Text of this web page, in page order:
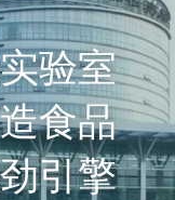
验室
食品
引擎